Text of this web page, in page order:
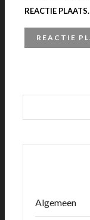
REACTIE PLAATS.
Algemeen